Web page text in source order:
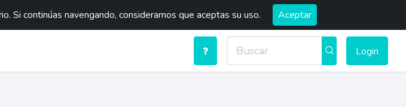
Si continúas navengando, consideramos que aceptas su uso. Aceptar
Login